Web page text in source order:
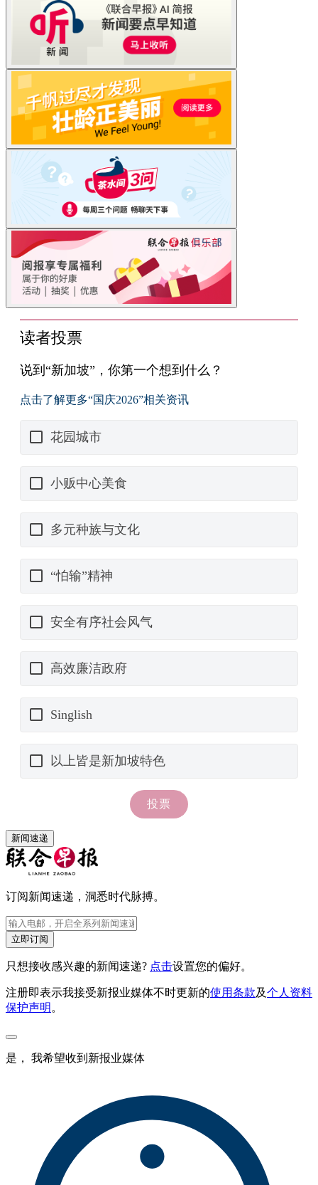
新闻速递
订阅新闻速递，洞悉时代脉搏。
立即订阅
只想接收感兴趣的新闻速递? 点击设置您的偏好。
注册即表示我接受新报业媒体不时更新的使用条款及个人资料
保护声明 。
是， 我希望收到新报业媒体